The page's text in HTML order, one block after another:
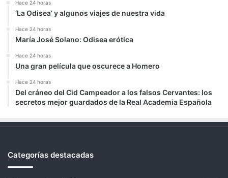
Hace 24 horas
‘La Odisea’ y algunos viajes de nuestra vida
Hace 24 horas
María José Solano: Odisea erótica
Hace 24 horas
Una gran película que oscurece a Homero
Hace 24 horas
Del cráneo del Cid Campeador a los falsos Cervantes: los
secretos mejor guardados de la Real Academia Española
Categorías destacadas